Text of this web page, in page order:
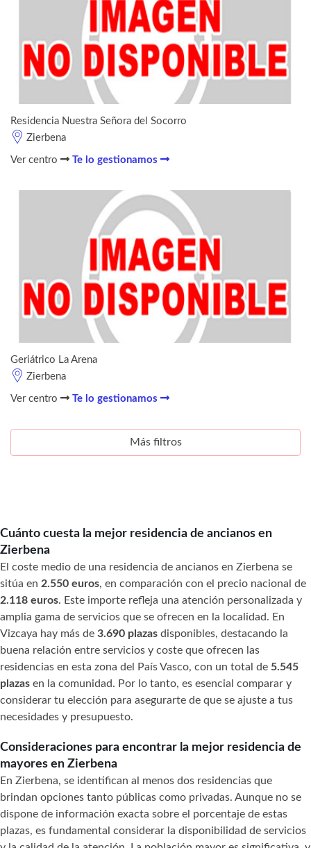
Residencia Nuestra Señora del Socorro
Zierbena
Ver centro Te lo gestionamos
Geriátrico La Arena
Zierbena
Ver centro Te lo gestionamos
Más filtros
Cuánto cuesta la mejor residencia de ancianos en
Zierbena
El coste medio de una residencia de ancianos en Zierbena se
sitúa en 2.550 euros, en comparación con el precio nacional de
2.118 euros. Este importe refleja una atención personalizada y
amplia gama de servicios que se ofrecen en la localidad. En
Vizcaya hay más de 3.690 plazas disponibles, destacando la
buena relación entre servicios y coste que ofrecen las
residencias en esta zona del País Vasco, con un total de 5.545
plazas en la comunidad. Por lo tanto, es esencial comparar y
considerar tu elección para asegurarte de que se ajuste a tus
necesidades y presupuesto.
Consideraciones para encontrar la mejor residencia de
mayores en Zierbena
En Zierbena, se identifican al menos dos residencias que
brindan opciones tanto públicas como privadas. Aunque no se
dispone de información exacta sobre el porcentaje de estas
plazas, es fundamental considerar la disponibilidad de servicios